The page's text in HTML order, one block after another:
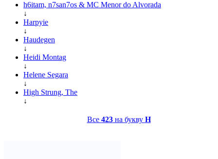
h6itam, n7san7os & MC Menor do Alvorada
↓
Harpyie
↓
Haudegen
↓
Heidi Montag
↓
Helene Segara
↓
High Strung, The
↓
Все 423на букву H